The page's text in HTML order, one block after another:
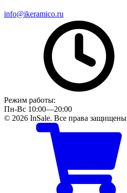
info@ikeramico.ru
Режим работы:
Пн-Вс 10:00—20:00
© 2026 InSale. Все права защищены